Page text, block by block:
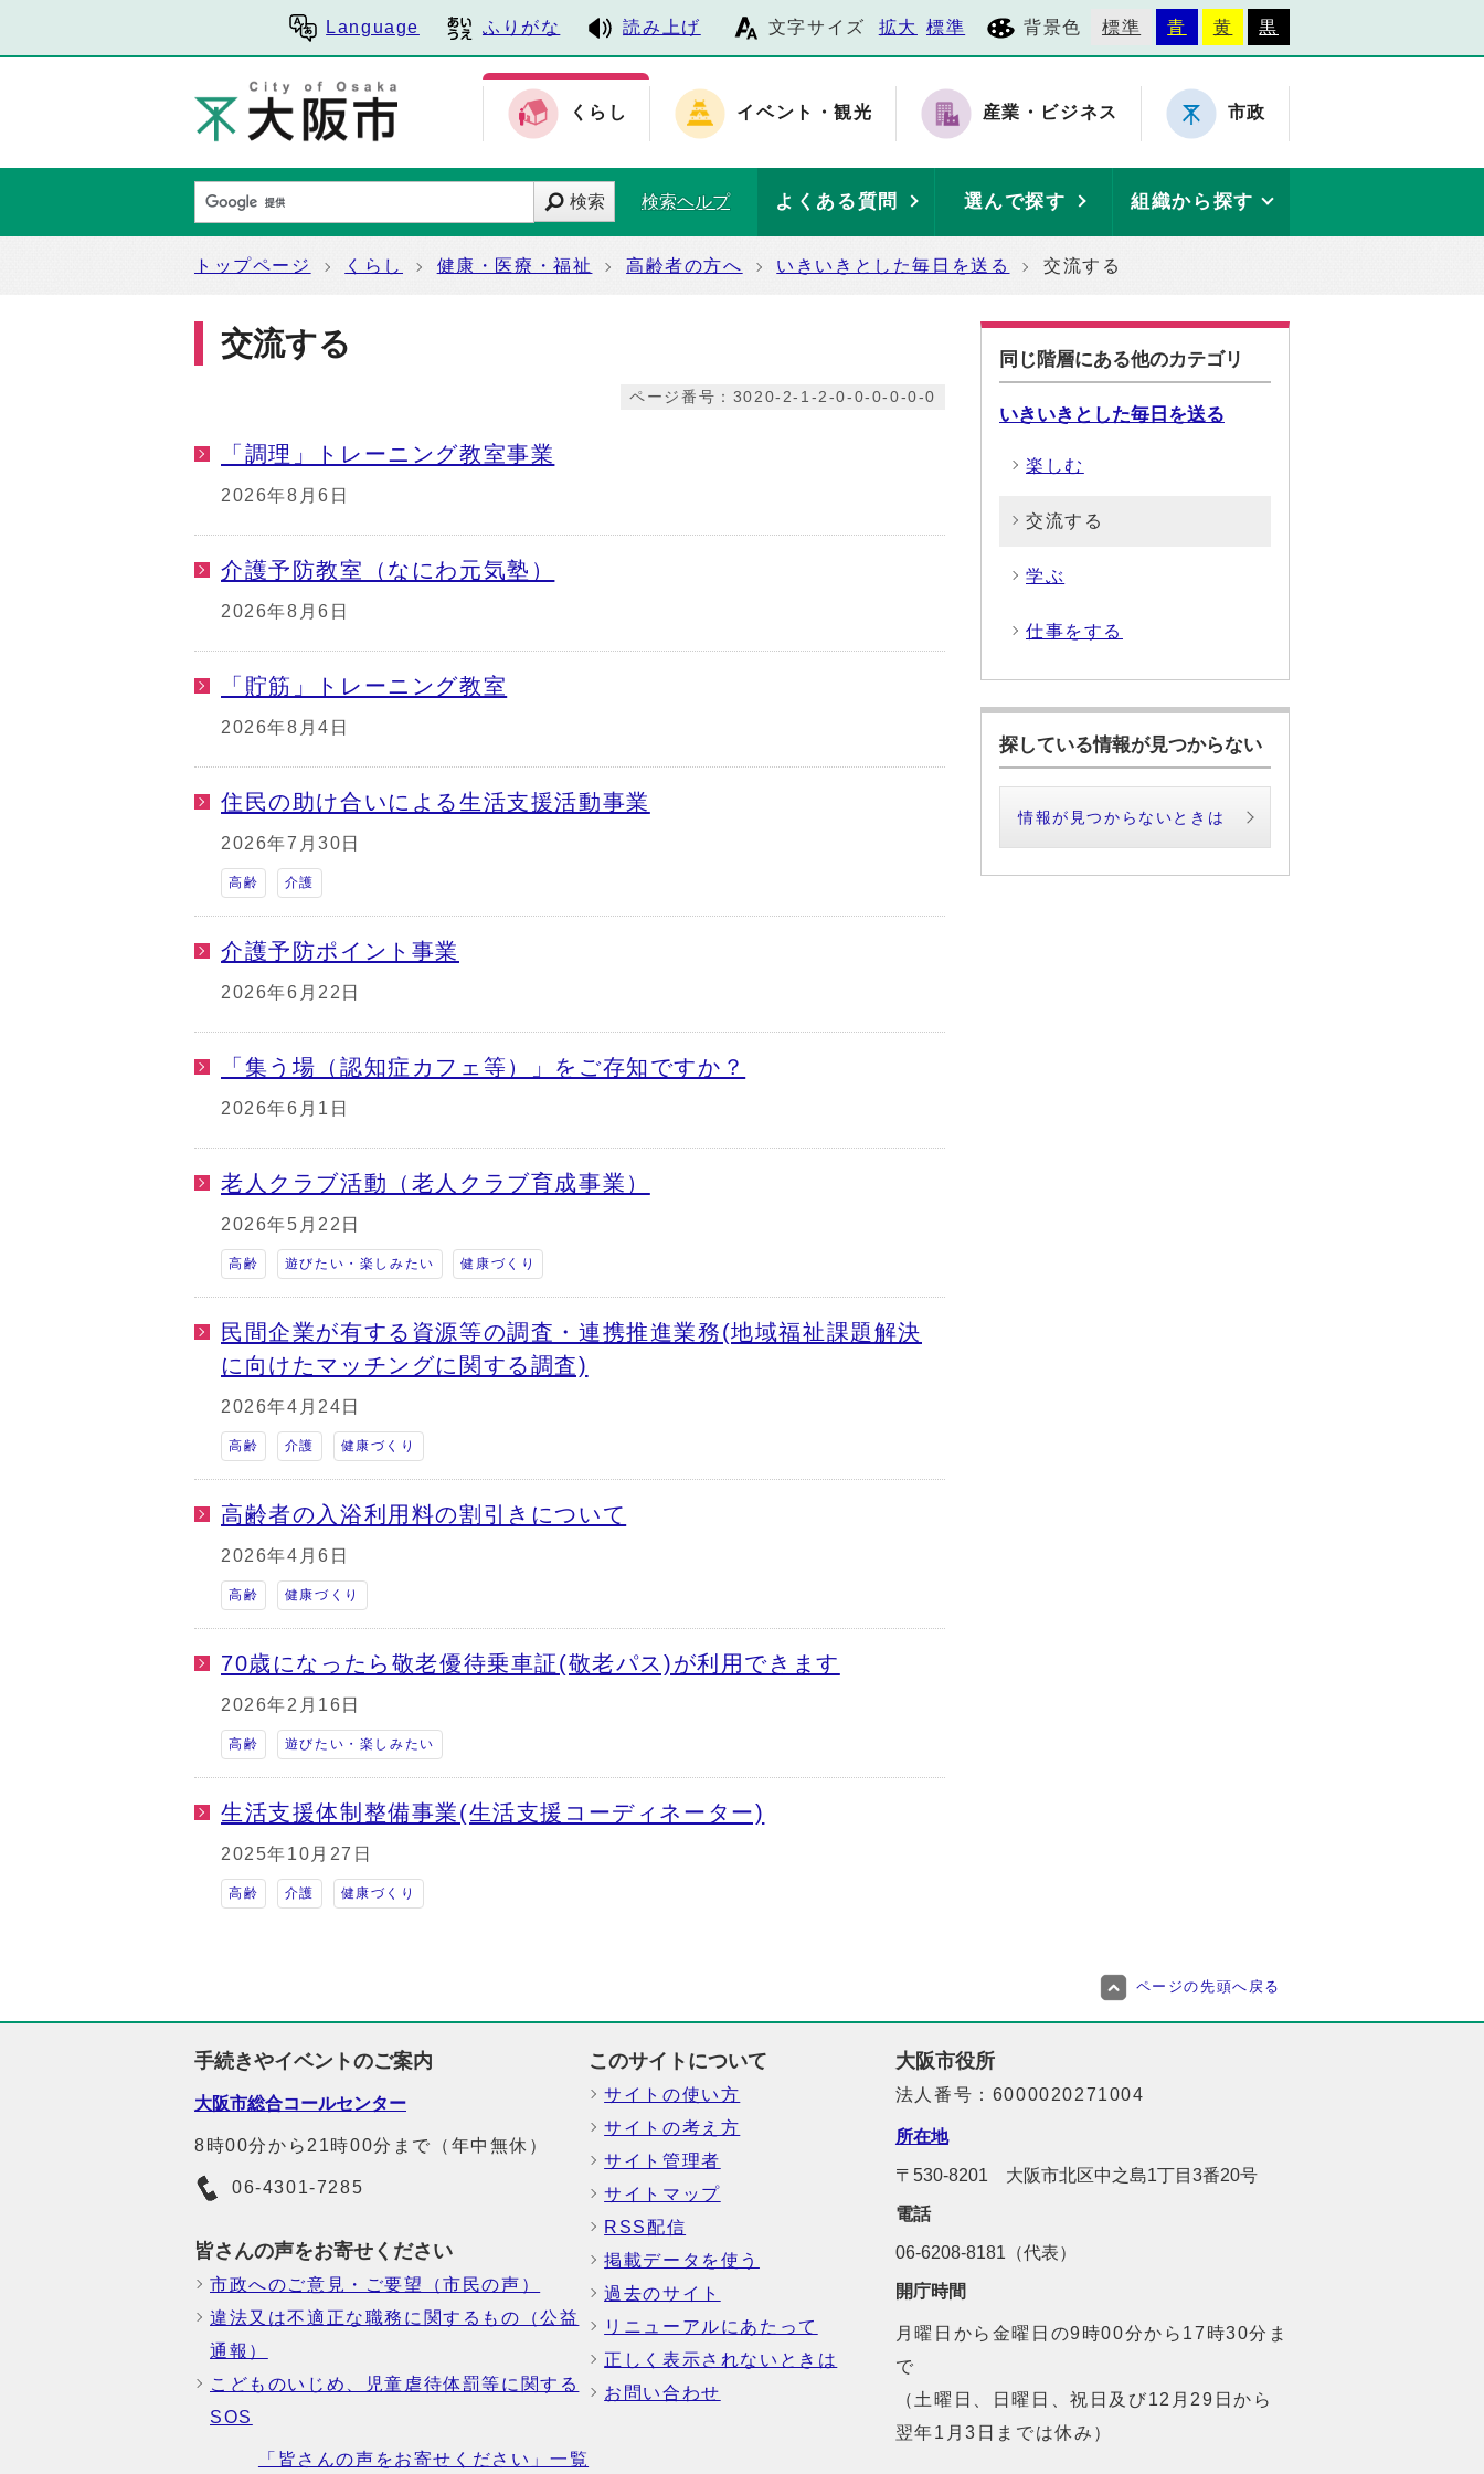
Language ふりがな 読み上げ 文字サイズ 拡大 標準 背景色 標準 青 黄 黒
くらし イベント・観光 産業・ビジネス 市政
検索 検索ヘルプ よくある質問 選んで探す 組織から探す
トップページ くらし 健康・医療・福祉 高齢者の方へ いきいきとした毎日を送る 交流する
交流する
ページ番号：3020-2-1-2-0-0-0-0-0-0
「調理」トレーニング教室事業
2026年8月6日
介護予防教室（なにわ元気塾）
2026年8月6日
「貯筋」トレーニング教室
2026年8月4日
住民の助け合いによる生活支援活動事業
2026年7月30日
高齢 介護
介護予防ポイント事業
2026年6月22日
「集う場（認知症カフェ等）」をご存知ですか？
2026年6月1日
老人クラブ活動（老人クラブ育成事業）
2026年5月22日
高齢 遊びたい・楽しみたい 健康づくり
民間企業が有する資源等の調査・連携推進業務(地域福祉課題解決
に向けたマッチングに関する調査)
2026年4月24日
高齢 介護 健康づくり
高齢者の入浴利用料の割引きについて
2026年4月6日
高齢 健康づくり
70歳になったら敬老優待乗車証(敬老パス)が利用できます
2026年2月16日
高齢 遊びたい・楽しみたい
生活支援体制整備事業(生活支援コーディネーター)
2025年10月27日
高齢 介護 健康づくり
同じ階層にある他のカテゴリ
いきいきとした毎日を送る
楽しむ
交流する
学ぶ
仕事をする
探している情報が見つからない
情報が見つからないときは
ページの先頭へ戻る
手続きやイベントのご案内
大阪市総合コールセンター
8時00分から21時00分まで（年中無休）
06-4301-7285
皆さんの声をお寄せください
市政へのご意見・ご要望（市民の声）
違法又は不適正な職務に関するもの（公益
通報）
こどものいじめ、児童虐待体罰等に関する
SOS
「皆さんの声をお寄せください」一覧
このサイトについて
サイトの使い方
サイトの考え方
サイト管理者
サイトマップ
RSS配信
掲載データを使う
過去のサイト
リニューアルにあたって
正しく表示されないときは
お問い合わせ
大阪市役所
法人番号：6000020271004
所在地
〒530-8201 大阪市北区中之島1丁目3番20号
電話
06-6208-8181（代表）
開庁時間
月曜日から金曜日の9時00分から17時30分ま
で
（土曜日、日曜日、祝日及び12月29日から
翌年1月3日までは休み）